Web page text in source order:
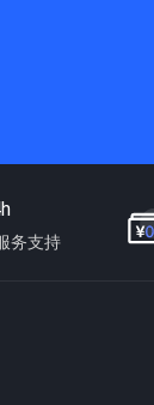
务支持